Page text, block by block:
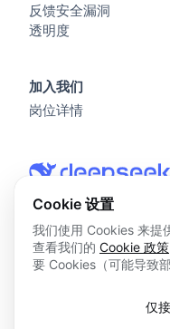
© 2026 杭州深度求索人
浙ICP备2023025841号
反馈安全漏洞
透明度
加入我们
岗位详情
Cookie 设置
我们使用 Cookies 来提
查看我们的 Cookie 政策
要 Cookies（可能导致
仅